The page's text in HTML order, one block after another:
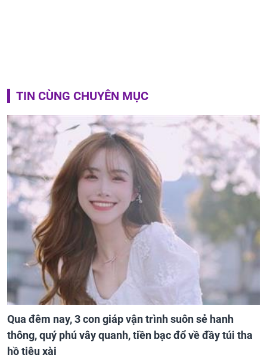
TIN CÙNG CHUYÊN MỤC
Qua đêm nay, 3 con giáp vận trình suôn sẻ hanh
thông, quý phú vây quanh, tiền bạc đổ về đầy túi tha
hồ tiêu xài